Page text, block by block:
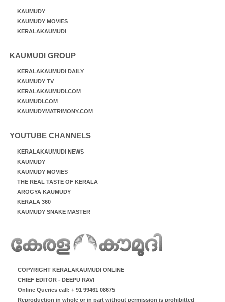
KAUMUDY
KAUMUDY MOVIES
KERALAKAUMUDI
KAUMUDI GROUP
KERALAKAUMUDI DAILY
KAUMUDY TV
KERALAKAUMUDI.COM
KAUMUDI.COM
KAUMUDYMATRIMONY.COM
YOUTUBE CHANNELS
KERALAKAUMUDI NEWS
KAUMUDY
KAUMUDY MOVIES
THE REAL TASTE OF KERALA
AROGYA KAUMUDY
KERALA 360
KAUMUDY SNAKE MASTER
COPYRIGHT KERALAKAUMUDI ONLINE
CHIEF EDITOR - DEEPU RAVI
Online Queries call: + 91 99461 08675
Reproduction in whole or in part without permission is prohibitted